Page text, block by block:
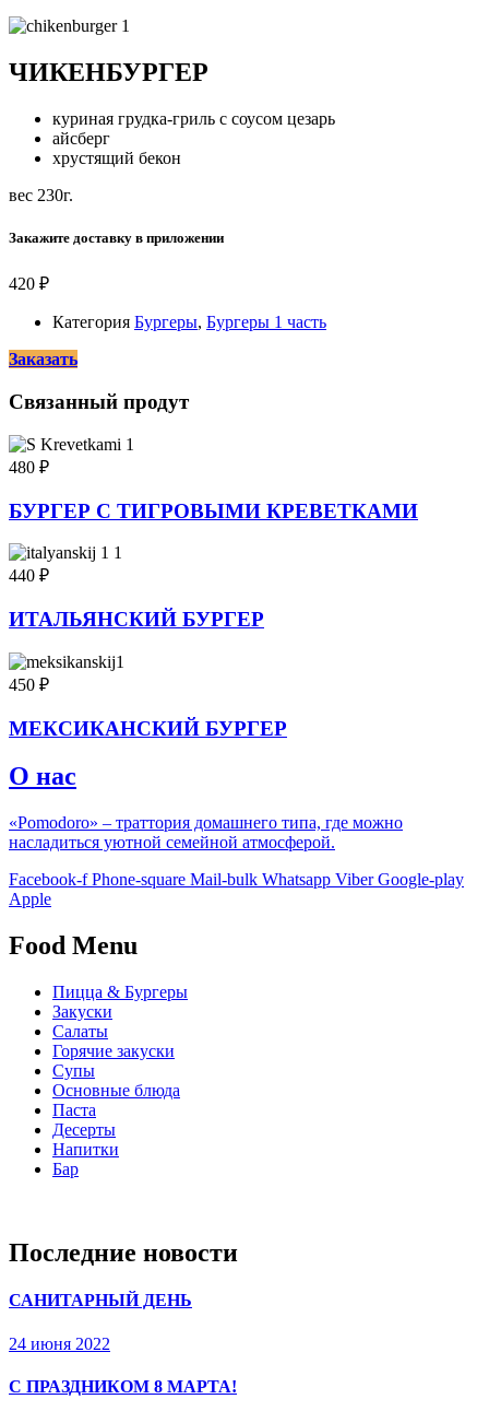
ЧИКЕНБУРГЕР
куриная грудка-гриль с соусом цезарь
айсберг
хрустящий бекон
вес 230г.
Закажите доставку в приложении
420 ₽
Категория Бургеры, Бургеры 1 часть
Заказать
Связанный продут
480 ₽
БУРГЕР С ТИГРОВЫМИ КРЕВЕТКАМИ
440 ₽
ИТАЛЬЯНСКИЙ БУРГЕР
450 ₽
МЕКСИКАНСКИЙ БУРГЕР
О нас
«Pomodoro» – траттория домашнего типа, где можно
насладиться уютной семейной атмосферой.
Facebook-f Phone-square Mail-bulk Whatsapp Viber Google-play
Apple
Food Menu
Пицца & Бургеры
Закуски
Салаты
Горячие закуски
Супы
Основные блюда
Паста
Десерты
Напитки
Бар
Последние новости
САНИТАРНЫЙ ДЕНЬ
24 июня 2022
С ПРАЗДНИКОМ 8 МАРТА!